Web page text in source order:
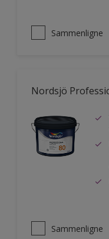
Sammenligne
Nordsjö
Sammenligne